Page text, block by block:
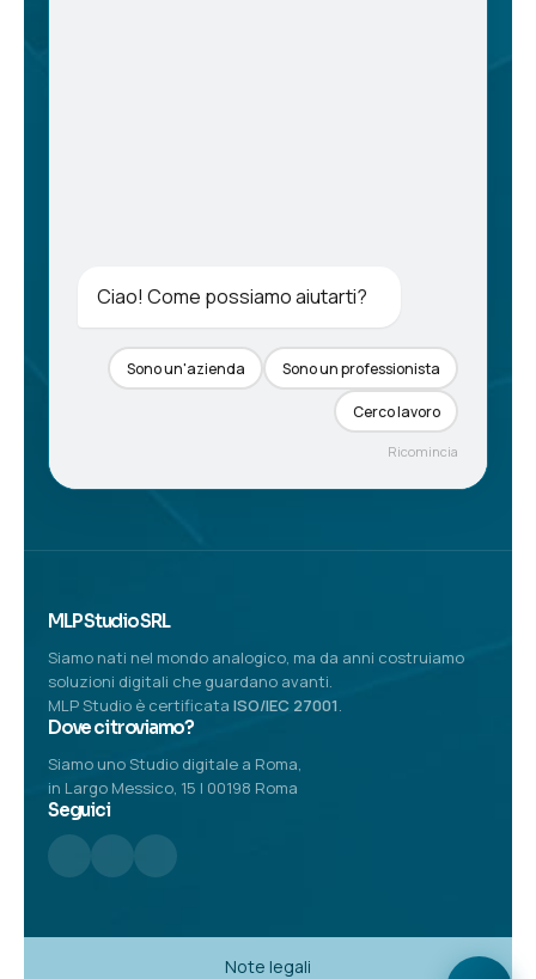
Ciao! Come possiamo aiutarti?
Sono un'azienda Sono un professionista
Cerco lavoro
Ricomincia
MLP Studio SRL
Siamo nati nel mondo analogico, ma da anni costruiamo
soluzioni digitali che guardano avanti.
MLP Studio è certificata ISO/IEC 27001.
Dove ci troviamo?
Siamo uno Studio digitale a Roma,
in Largo Messico, 15 | 00198 Roma
Seguici
Note legali